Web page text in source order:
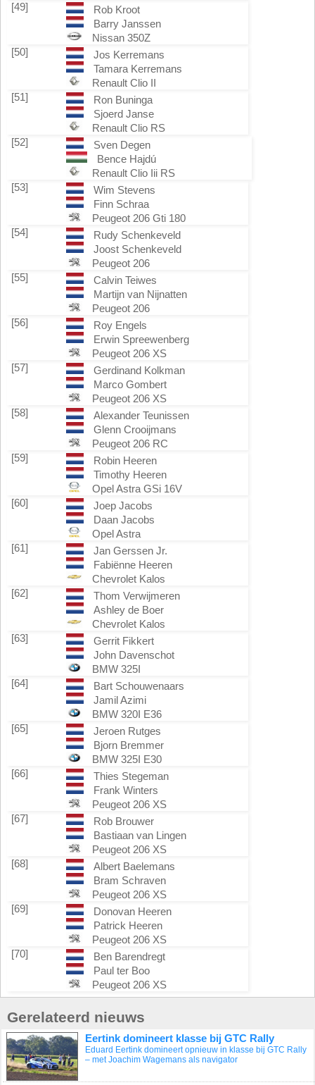
[49]
Rob Kroot
Barry Janssen
Nissan 350Z
[50]
Jos Kerremans
Tamara Kerremans
Renault Clio II
[51]
Ron Buninga
Sjoerd Janse
Renault Clio RS
[52]
Sven Degen
Bence Hajdú
Renault Clio Iii RS
[53]
Wim Stevens
Finn Schraa
Peugeot 206 Gti 180
[54]
Rudy Schenkeveld
Joost Schenkeveld
Peugeot 206
[55]
Calvin Teiwes
Martijn van Nijnatten
Peugeot 206
[56]
Roy Engels
Erwin Spreewenberg
Peugeot 206 XS
[57]
Gerdinand Kolkman
Marco Gombert
Peugeot 206 XS
[58]
Alexander Teunissen
Glenn Crooijmans
Peugeot 206 RC
[59]
Robin Heeren
Timothy Heeren
Opel Astra GSi 16V
[60]
Joep Jacobs
Daan Jacobs
Opel Astra
[61]
Jan Gerssen Jr.
Fabiënne Heeren
Chevrolet Kalos
[62]
Thom Verwijmeren
Ashley de Boer
Chevrolet Kalos
[63]
Gerrit Fikkert
John Davenschot
BMW 325I
[64]
Bart Schouwenaars
Jamil Azimi
BMW 320I E36
[65]
Jeroen Rutges
Bjorn Bremmer
BMW 325I E30
[66]
Thies Stegeman
Frank Winters
Peugeot 206 XS
[67]
Rob Brouwer
Bastiaan van Lingen
Peugeot 206 XS
[68]
Albert Baelemans
Bram Schraven
Peugeot 206 XS
[69]
Donovan Heeren
Patrick Heeren
Peugeot 206 XS
[70]
Ben Barendregt
Paul ter Boo
Peugeot 206 XS
Gerelateerd nieuws
Eertink domineert klasse bij GTC Rally
Eduard Eertink domineert opnieuw in klasse bij GTC Rally
– met Joachim Wagemans als navigator